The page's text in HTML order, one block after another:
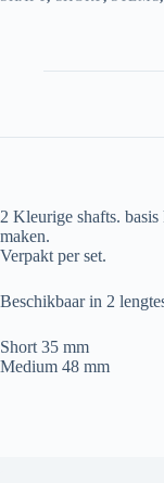
2 Kleurige shafts.
maken.
Verpakt per set.
Beschikbaar in 2
Short 35 mm
Medium 48 mm